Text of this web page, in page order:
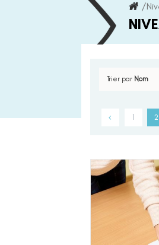
/
Trier par Nom
1 2